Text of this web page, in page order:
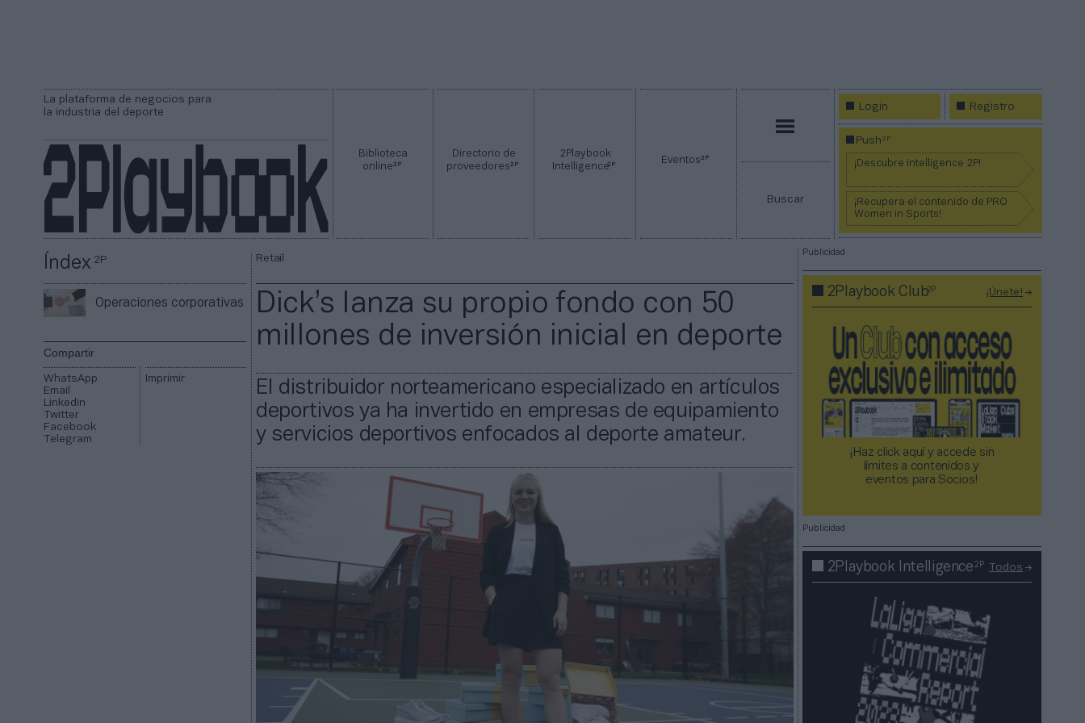
La plataforma de negocios para
la industria del deporte
Biblioteca
online2P
Directorio de
proveedores2P
2Playbook
Intelligence2P Eventos2P
Buscar
Login Registro
Push2P
¡Descubre Intelligence 2P!
¡Recupera el contenido de PRO
Women in Sports!
Índex2P
Operaciones corporativas
Compartir
WhatsApp
Email
Linkedin
Twitter
Facebook
Telegram
Imprimir
Retail
Dick’s lanza su propio fondo con 50
millones de inversión inicial en deporte
El distribuidor norteamericano especializado en artículos
deportivos ya ha invertido en empresas de equipamiento
y servicios deportivos enfocados al deporte amateur.
Publicidad
2Playbook Club2P ¡Únete!
¡Haz click aquí y accede sin
límites a contenidos y
eventos para Socios!​​​​​​​
Publicidad
2Playbook Intelligence2P Todos